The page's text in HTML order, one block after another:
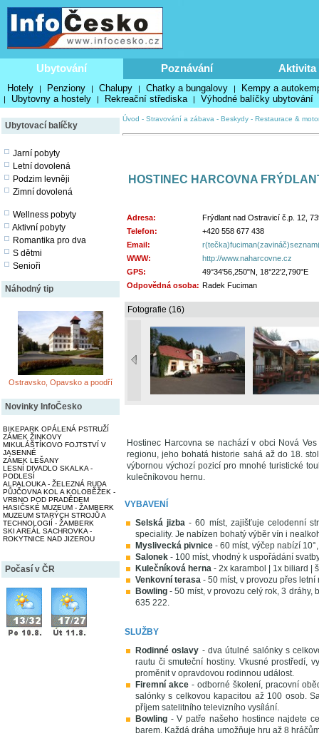
Ubytování Poznávání Aktivita
Hotely | Penziony | Chalupy | Chatky a bungalovy | Kempy a
| Ubytovny a hostely | Rekreační střediska | Výhodné balíčky ubytování
Ubytovací balíčky
Jarní pobyty
Letní dovolená
Podzim levněji
Zimní dovolená
Wellness pobyty
Aktivní pobyty
Romantika pro dva
S dětmi
Senioři
Náhodný tip
Ostravsko, Opavsko a poodří
Novinky InfoČesko
BIKEPARK OPÁLENÁ PSTRUŽÍ
ZÁMEK ŽINKOVY
MIKULÁŠTÍKOVO FOJTSTVÍ V
JASENNÉ
ZÁMEK LEŠANY
LESNÍ DIVADLO SKALKA -
PODLESÍ
ALPALOUKA - ŽELEZNÁ RUDA
PŮJČOVNA KOL A KOLOBĚŽEK -
VRBNO POD PRADĚDEM
HASIČSKÉ MUZEUM - ŽAMBERK
MUZEUM STARÝCH STROJŮ A
TECHNOLOGIÍ - ŽAMBERK
SKI AREÁL SACHROVKA -
ROKYTNICE NAD JIZEROU
Počasí v ČR
Úvod - Stravování a zábava - Beskydy - Restaurace &
HOSTINEC HARCOVNA
Adresa:
Frýdlant nad Ostravicí č.p. 12,
Telefon:
+420 558 677 438
Email:
WWW:
http://www.naharcovne.cz
GPS:
49°34'56,250"N, 18°22'2,790"E
Odpovědná osoba: Radek Fuciman
Fotografie (16)
Hostinec Harcovna se nachází v obci Nová
regionu, jeho bohatá historie sahá až do 18.
výbornou výchozí pozicí pro mnohé turistické
kulečníkovou hernu.
VYBAVENÍ
Selská jizba - 60 míst, zajišťuje celodenní
speciality. Je nabízen bohatý výběr vín i
Myslivecká pivnice - 60 míst, výčep nabízí
Salonek - 100 míst, vhodný k uspořádání
Kulečníková herna - 2x karambol | 1x biliard |
Venkovní terasa - 50 míst, v provozu přes
Bowling - 50 míst, v provozu celý rok, 3
635 222.
SLUŽBY
Rodinné oslavy - dva útulné salónky s
rautu či smuteční hostiny. Vkusné prostředí,
proměnit v opravdovou rodinnou událost.
Firemní akce- odborné školení, pracovní
salónky s celkovou kapacitou až 100 osob.
příjem satelitního televizního vysílání.
Bowling - V patře našeho hostince najdete
barem. Každá dráha umožňuje hru až 8